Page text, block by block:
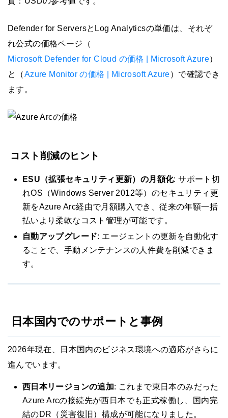
Defender for ServersとLog Analyticsの単価は、それぞ
れ公式の価格ページ（
Microsoft Defender for Cloud の価格 | Microsoft Azure）
と（Azure Monitor の価格 | Microsoft Azure）で確認でき
ます。
コスト削減のヒント
ESU（拡張セキュリティ更新）の月額化: サポート切
れOS（Windows Server 2012等）のセキュリティ更
新をAzure Arc経由で月額購入でき、従来の年額一括
払いより柔軟なコスト管理が可能です。
自動アップグレード: エージェントの更新を自動化す
ることで、手動メンテナンスの人件費を削減できま
す。
日本国内でのサポートと事例
2026年現在、日本国内のビジネス環境への適応がさらに
進んでいます。
西日本リージョンの追加: これまで東日本のみだった
Azure Arcの接続先が西日本でも正式稼働し、国内完
結のDR（災害復旧）構成が可能になりました。